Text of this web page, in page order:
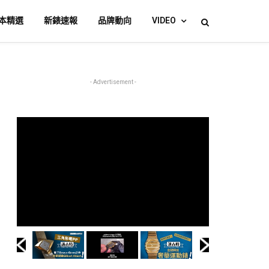
精選 新錶速報 品牌動向 VIDEO
- Advertisement -